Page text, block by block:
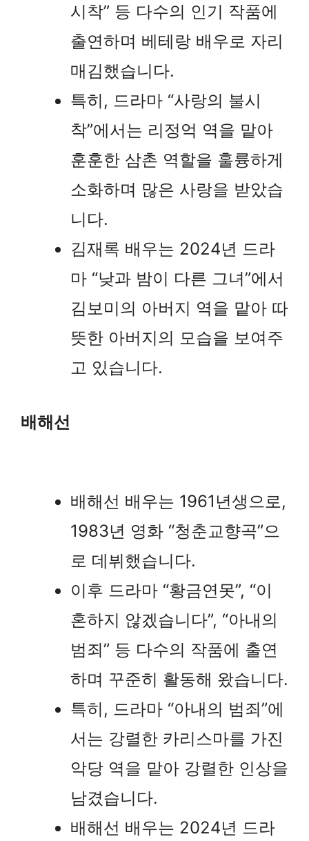
시착” 등 다수의 인기 작품에
출연하며 베테랑 배우로 자리
매김했습니다.
특히, 드라마 “사랑의 불시
착”에서는 리정억 역을 맡아
훈훈한 삼촌 역할을 훌륭하게
소화하며 많은 사랑을 받았습
니다.
김재록 배우는 2024년 드라
마 “낮과 밤이 다른 그녀”에서
김보미의 아버지 역을 맡아 따
뜻한 아버지의 모습을 보여주
고 있습니다.
배해선
배해선 배우는 1961년생으로,
1983년 영화 “청춘교향곡”으
로 데뷔했습니다.
이후 드라마 “황금연못”, “이
혼하지 않겠습니다”, “아내의
범죄” 등 다수의 작품에 출연
하며 꾸준히 활동해 왔습니다.
특히, 드라마 “아내의 범죄”에
서는 강렬한 카리스마를 가진
악당 역을 맡아 강렬한 인상을
남겼습니다.
배해선 배우는 2024년 드라